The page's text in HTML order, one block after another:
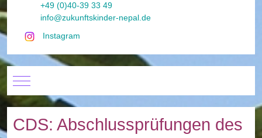
+49 (0)40-39 33 49
info@zukunftskinder-nepal.de
Instagram
Mobile Menu Toggle
CDS: Abschlussprüfungen des